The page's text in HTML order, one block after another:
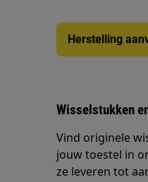
Herstelling
Wisselstukken
Vind originele
jouw toestel in
ze leveren tot